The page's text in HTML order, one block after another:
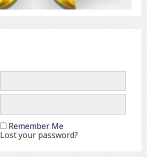
Remember Me
Lost your password?